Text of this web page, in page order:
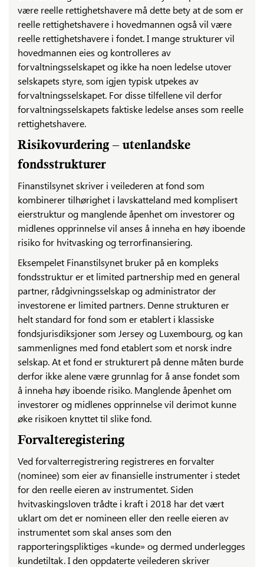
være reelle rettighetshavere må dette bety at de som er
reelle rettighetshavere i hovedmannen også vil være
reelle rettighetshavere i fondet. I mange strukturer vil
hovedmannen eies og kontrolleres av
forvaltningsselskapet og ikke ha noen ledelse utover
selskapets styre, som igjen typisk utpekes av
forvaltningsselskapet. For disse tilfellene vil derfor
forvaltningsselskapets faktiske ledelse anses som reelle
rettighetshavere.
Risikovurdering – utenlandske
fondsstrukturer
Finanstilsynet skriver i veilederen at fond som
kombinerer tilhørighet i lavskatteland med komplisert
eierstruktur og manglende åpenhet om investorer og
midlenes opprinnelse vil anses å inneha en høy iboende
risiko for hvitvasking og terrorfinansiering.
Eksempelet Finanstilsynet bruker på en kompleks
fondsstruktur er et limited partnership med en general
partner, rådgivningsselskap og administrator der
investorene er limited partners. Denne strukturen er
helt standard for fond som er etablert i klassiske
fondsjurisdiksjoner som Jersey og Luxembourg, og kan
sammenlignes med fond etablert som et norsk indre
selskap. At et fond er strukturert på denne måten burde
derfor ikke alene være grunnlag for å anse fondet som
å inneha høy iboende risiko. Manglende åpenhet om
investorer og midlenes opprinnelse vil derimot kunne
øke risikoen knyttet til slike fond.
Forvalteregistering
Ved forvalterregistrering registreres en forvalter
(nominee) som eier av finansielle instrumenter i stedet
for den reelle eieren av instrumentet. Siden
hvitvaskingsloven trådte i kraft i 2018 har det vært
uklart om det er nomineen eller den reelle eieren av
instrumentet som skal anses som den
rapporteringspliktiges «kunde» og dermed underlegges
kundetiltak. I den oppdaterte veilederen skriver